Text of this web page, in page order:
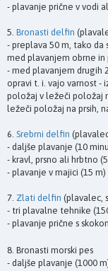
- plavanje prične v vodi
5. Bronasti delfin
- preplava 50 m, tako da
med plavanjem obrne in
- med plavanjem drugih
opravi t. i. vajo varnost -
položaj v ležeči položaj
ležeči položaj na prsih,
6. Srebrni delfin
- daljše plavanje (10
- kravl, prsno ali hrbtno
- plavanje v majici (15 m)
7. Zlati delfin (plavalec,
- tri plavalne tehnike
- plavanje prične s
8. Bronasti morski pes
- daljše plavanje (1000